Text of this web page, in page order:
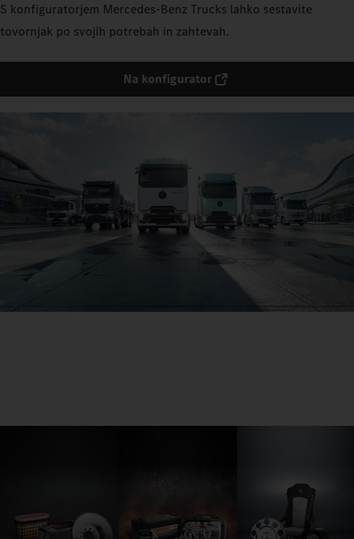
S konfiguratorjem Mercedes‑Benz Trucks lahko sestavite
tovornjak po svojih potrebah in zahtevah.
Na konfigurator